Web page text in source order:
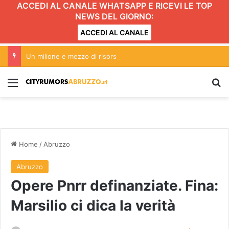
ACCEDI AL CANALE WHATSAPP E RICEVI LE TOP
NEWS DEL GIORNO:
ACCEDI AL CANALE
Menu
Home /Abruzzo
Abruzzo
Opere Pnrr definanziate. Fina:
Marsilio ci dica la verità